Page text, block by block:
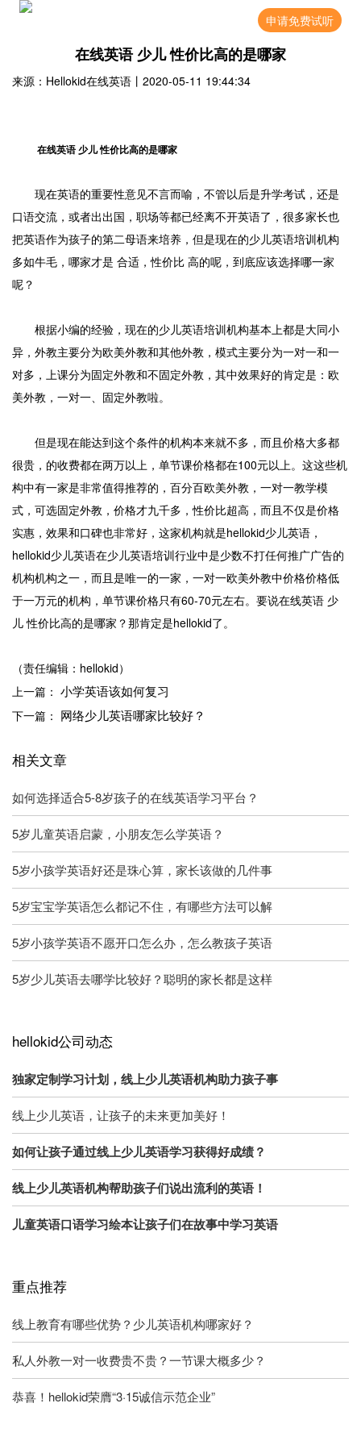
申请免费试听
在线英语 少儿 性价比高的是哪家
来源：Hellokid在线英语 丨 2020-05-11 19:44:34
在线英语 少儿 性价比高的是哪家
现在英语的重要性意见不言而喻，不管以后是升学考试，还是
口语交流，或者出出国，职场等都已经离不开英语了，很多家长也
把英语作为孩子的第二母语来培养，但是现在的少儿英语培训机构
多如牛毛，哪家才是 合适，性价比 高的呢，到底应该选择哪一家
呢？
根据小编的经验，现在的少儿英语培训机构基本上都是大同小
异，外教主要分为欧美外教和其他外教，模式主要分为一对一和一
对多，上课分为固定外教和不固定外教，其中效果好的肯定是：欧
美外教，一对一、固定外教啦。
但是现在能达到这个条件的机构本来就不多，而且价格大多都
很贵，的收费都在两万以上，单节课价格都在100元以上。这这些机
构中有一家是非常值得推荐的，百分百欧美外教，一对一教学模
式，可选固定外教，价格才九千多，性价比超高，而且不仅是价格
实惠，效果和口碑也非常好，这家机构就是hellokid少儿英语，
hellokid少儿英语在少儿英语培训行业中是少数不打任何推广广告的
机构机构之一，而且是唯一的一家，一对一欧美外教中价格价格低
于一万元的机构，单节课价格只有60-70元左右。要说在线英语 少
儿 性价比高的是哪家？那肯定是hellokid了。
（责任编辑：hellokid）
上一篇： 小学英语该如何复习
下一篇： 网络少儿英语哪家比较好？
相关文章
如何选择适合5-8岁孩子的在线英语学习平台？
5岁儿童英语启蒙，小朋友怎么学英语？
5岁小孩学英语好还是珠心算，家长该做的几件事
5岁宝宝学英语怎么都记不住，有哪些方法可以解
5岁小孩学英语不愿开口怎么办，怎么教孩子英语
5岁少儿英语去哪学比较好？聪明的家长都是这样
hellokid公司动态
独家定制学习计划，线上少儿英语机构助力孩子事
线上少儿英语，让孩子的未来更加美好！
如何让孩子通过线上少儿英语学习获得好成绩？
线上少儿英语机构帮助孩子们说出流利的英语！
儿童英语口语学习绘本让孩子们在故事中学习英语
重点推荐
线上教育有哪些优势？少儿英语机构哪家好？
私人外教一对一收费贵不贵？一节课大概多少？
恭喜！hellokid荣膺“3·15诚信示范企业”